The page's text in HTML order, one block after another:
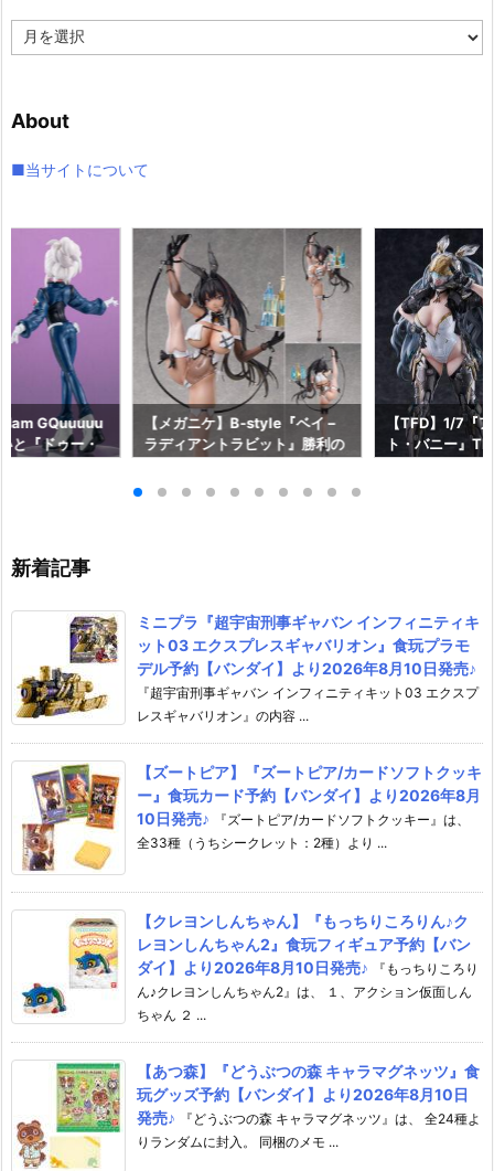
ー
ブ
About
■当サイトについて
GQuuuuu
と『ドゥー・
【メガニケ】B-style『ベイ –
ラディアントラビット』勝利の
約【フリーイング】より2026
【TFD】1/7『
ト・バニー』
新着記事
ミニプラ『超宇宙刑事ギャバン インフィニティキ
ット03 エクスプレスギャバリオン』食玩プラモ
デル予約【バンダイ】より2026年8月10日発売♪
『超宇宙刑事ギャバン インフィニティキット03 エクスプ
レスギャバリオン』の内容 ...
【ズートピア】『ズートピア/カードソフトクッキ
ー』食玩カード予約【バンダイ】より2026年8月
10日発売♪
『ズートピア/カードソフトクッキー』は、
全33種（うちシークレット：2種）より ...
【クレヨンしんちゃん】『もっちりころりん♪ク
レヨンしんちゃん2』食玩フィギュア予約【バン
ダイ】より2026年8月10日発売♪
『もっちりころり
ん♪クレヨンしんちゃん2』は、 １、アクション仮面しん
ちゃん ２ ...
【あつ森】『どうぶつの森 キャラマグネッツ』食
玩グッズ予約【バンダイ】より2026年8月10日
発売♪
『どうぶつの森 キャラマグネッツ』は、 全24種よ
りランダムに封入。 同梱のメモ ...